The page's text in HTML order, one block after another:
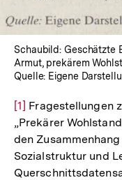
Schaubild: Geschätzte
Armut, prekärem
Quelle: Eigene
Zur
Auflösung
der
Fußnote
[1] Fragestellungen
„Prekärer
den
Sozialstruktur und